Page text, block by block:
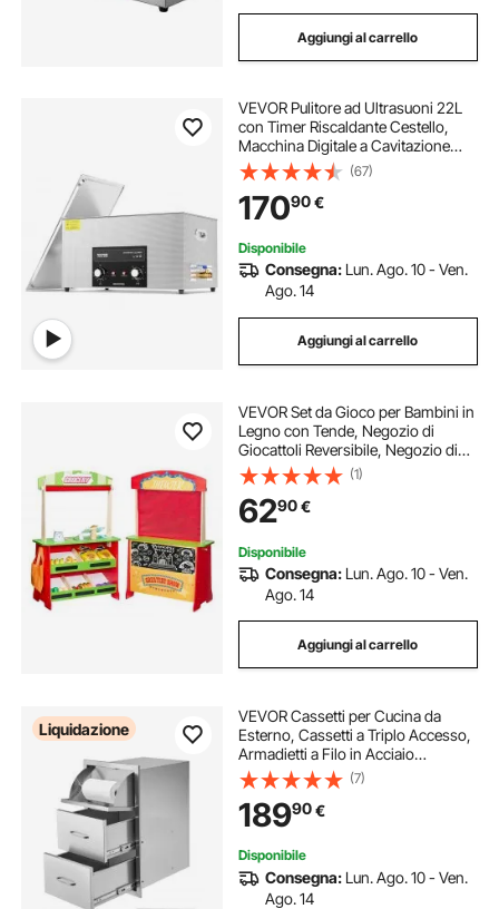
Aggiungi al carrello
VEVOR Pulitore ad Ultrasuoni 22L
con Timer Riscaldante Cestello,
Macchina Digitale a Cavitazione
Sonica, Pulitrice Ultrasuoni 480 W
per Strumenti di Orologi, Occhiali,
Monete, Utensili Metallici
(67)
17090€
Disponibile
Consegna: Lun. Ago. 10 - Ven.
Ago. 14
Aggiungi al carrello
VEVOR Set da Gioco per Bambini in
Legno con Tende, Negozio di
Giocattoli Reversibile, Negozio di
Alimentari Bifacciale con Lavagna e
Registratore di Cassa, Bancarella
del Mercato per Bambini
(1)
6290€
Disponibile
Consegna: Lun. Ago. 10 - Ven.
Ago. 14
Aggiungi al carrello
Liquidazione
VEVOR Cassetti per Cucina da
Esterno, Cassetti a Triplo Accesso,
Armadietti a Filo in Acciaio
Inossidabile, Organizzatore per
Isola Barbecue con Maniglia e
Supporto di Carta 420x520x736
mm
(7)
18990€
Disponibile
Consegna: Lun. Ago. 10 - Ven.
Ago. 14